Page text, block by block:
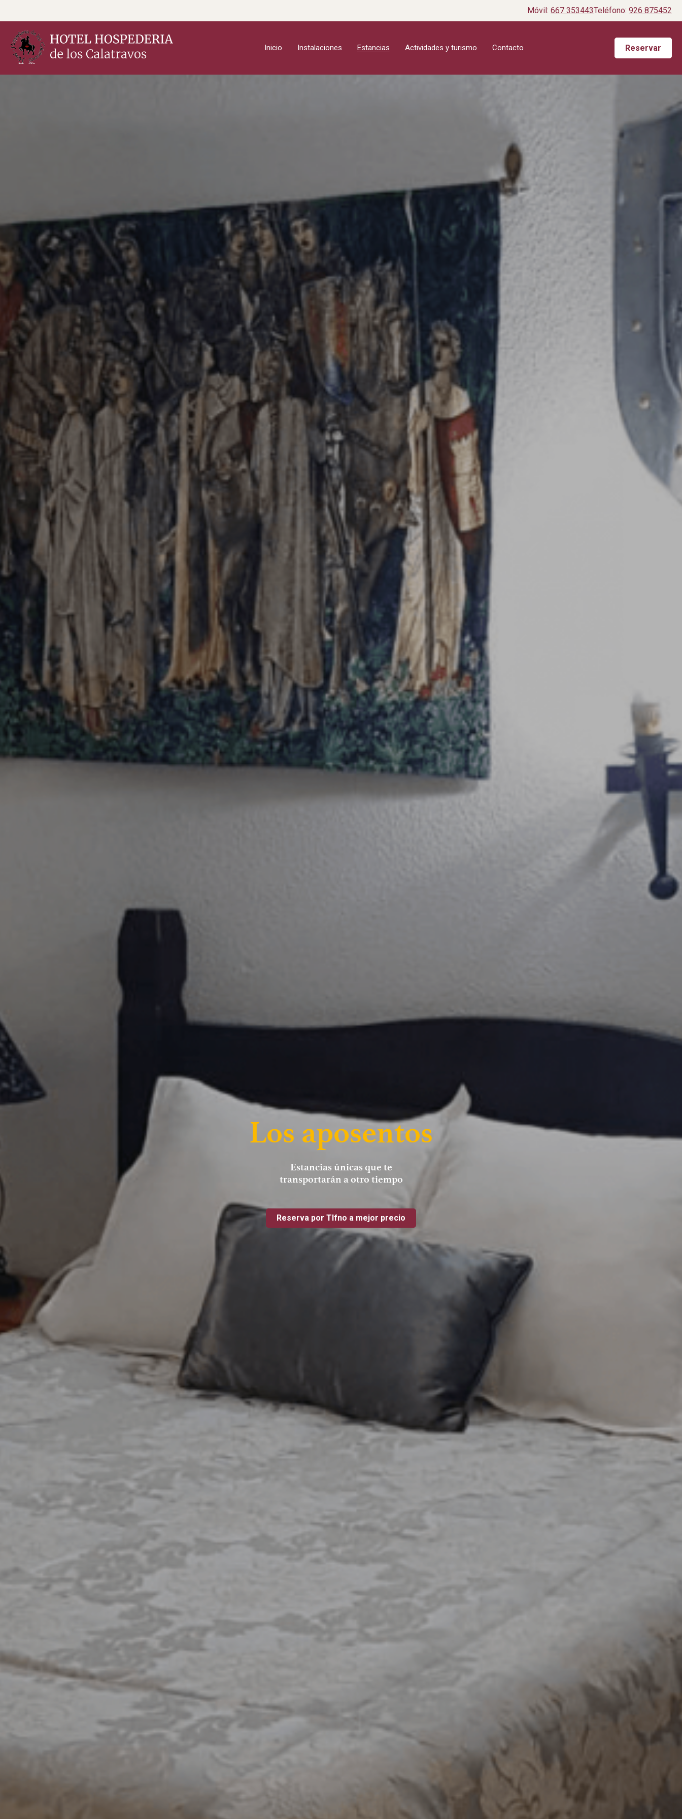
Móvil: 667 353443Teléfono: 926 875452
Inicio Instalaciones Estancias Actividades y turismo Contacto Reservar
Los aposentos
Estancias únicas que te
transportarán a otro tiempo
Reserva por Tlfno a mejor precio